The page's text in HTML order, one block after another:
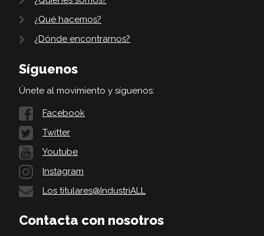
¿Qué hacemos?
¿Dónde encontrarnos?
Síguenos
Únete al movimiento y síguenos:
Facebook
Twitter
Youtube
Instagram
Los titulares@IndustriALL
Contacta con nosotros